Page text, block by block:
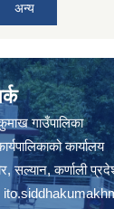
अन्य
गाउँपालिका
कार्यालय
सल्यान, कर्णाली